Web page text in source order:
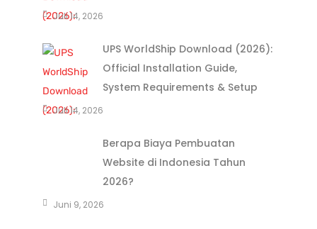
Juli 14, 2026
UPS WorldShip Download (2026):
Official Installation Guide,
System Requirements & Setup
Juli 14, 2026
Berapa Biaya Pembuatan
Website di Indonesia Tahun
2026?
Juni 9, 2026